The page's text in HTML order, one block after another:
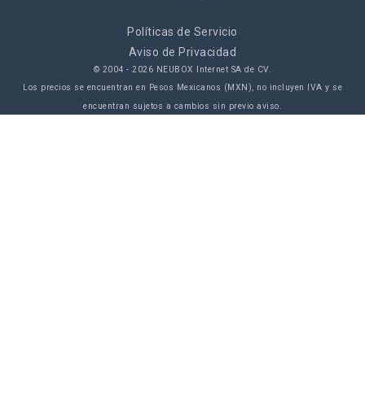
Políticas de Servicio
Aviso de Privacidad
© 2004 -2026 NEUBOX Internet SA de CV.
Los precios se encuentran en Pesos Mexicanos (MXN), no incluyen IVA y se
encuentran sujetos a cambios sin previo aviso.